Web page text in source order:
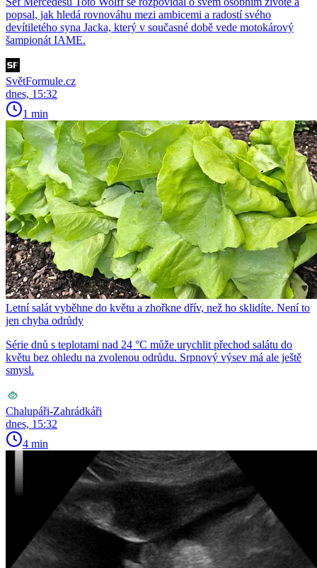
popsal, jak hledá rovnováhu mezi ambicemi a radostí svého
devítiletého syna Jacka, který v současné době vede motokárový
šampionát IAME.
SvětFormule.cz
dnes, 15:32
1 min
Letní salát vyběhne do květu a zhořkne dřív, než ho sklidíte. Není to
jen chyba odrůdy
Série dnů s teplotami nad 24 °C může urychlit přechod salátu do
květu bez ohledu na zvolenou odrůdu. Srpnový výsev má ale ještě
smysl.
Chalupáři-Zahrádkáři
dnes, 15:32
4 min